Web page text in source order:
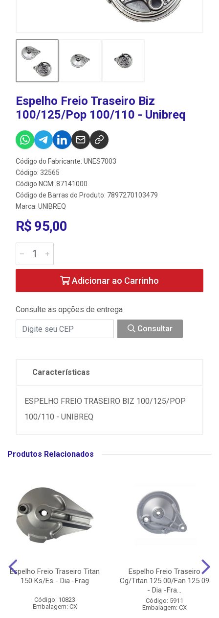
Espelho Freio Traseiro Biz
100/125/Pop 100/110 - Unibreq
Código do Fabricante: UNES7003
Código: 32565
Código NCM: 87141000
Código de Barras do Produto: 7897270103479
Marca: UNIBREQ
R$ 95,00
Adicionar ao Carrinho
Consulte as opções de entrega
Consultar
Características
ESPELHO FREIO TRASEIRO BIZ 100/125/POP
100/110 - UNIBREQ
Produtos Relacionados
Espelho Freio Traseiro Titan
150 Ks/Es - Dia -Frag
Código: 10823
Embalagem: CX
Espelho Freio Traseiro
Cg/Titan 125 00/Fan 125 09
- Dia -Fra...
Código: 5911
Embalagem: CX